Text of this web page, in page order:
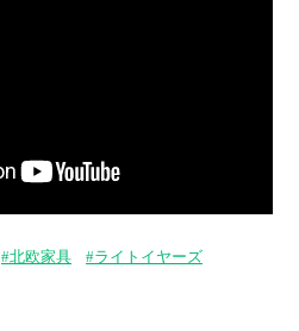
#北欧家具 #ライトイヤーズ